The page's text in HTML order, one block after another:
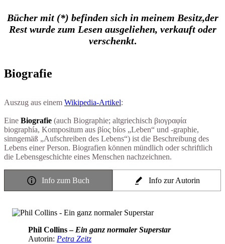
Bücher mit (*) befinden sich in meinem Besitz,der
Rest wurde zum Lesen ausgeliehen, verkauft oder
verschenkt.
Biografie
Auszug aus einem Wikipedia-Artikel:
Eine Biografie (auch Biographie; altgriechisch βιογραφία
biographía, Kompositum aus βίος bíos „Leben“ und -graphie,
sinngemäß „Aufschreiben des Lebens“) ist die Beschreibung des
Lebens einer Person. Biografien können mündlich oder schriftlich
die Lebensgeschichte eines Menschen nachzeichnen.
Info zum Buch Info zur Autorin
Phil Collins – Ein ganz normaler Superstar
Autorin: Petra Zeitz